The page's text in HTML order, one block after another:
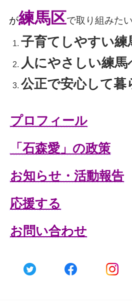
が練馬区で取り組みた
子育てしやすい練
人にやさしい練馬
公正で安心して暮
プロフィール
「石森愛」の政策
お知らせ・活動報告
応援する
お問い合わせ